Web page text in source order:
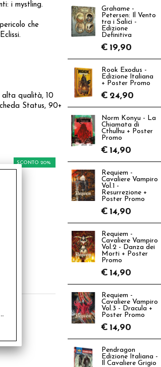
i mystling.
che
alta qualità, 10
Status, 90+
SCONTO 20%
Grahame -
Petersen: Il Vento
tra i Salici -
Edizione
Definitiva
€ 19,90
Rook Exodus -
Edizione Italiana
+ Poster Promo
€ 24,90
Norm Konyu - La
Chiamata di
Cthulhu + Poster
Promo
€ 14,90
Requiem -
Cavaliere Vampiro
Vol.1 -
Resurrezione +
Poster Promo
€ 14,90
Requiem -
Cavaliere Vampiro
Vol.2 - Danza dei
Morti + Poster
Promo
€ 14,90
Requiem -
Cavaliere Vampiro
Vol.3 - Dracula +
Poster Promo
€ 14,90
Pendragon
Edizione Italiana -
Il Cavaliere Grigio